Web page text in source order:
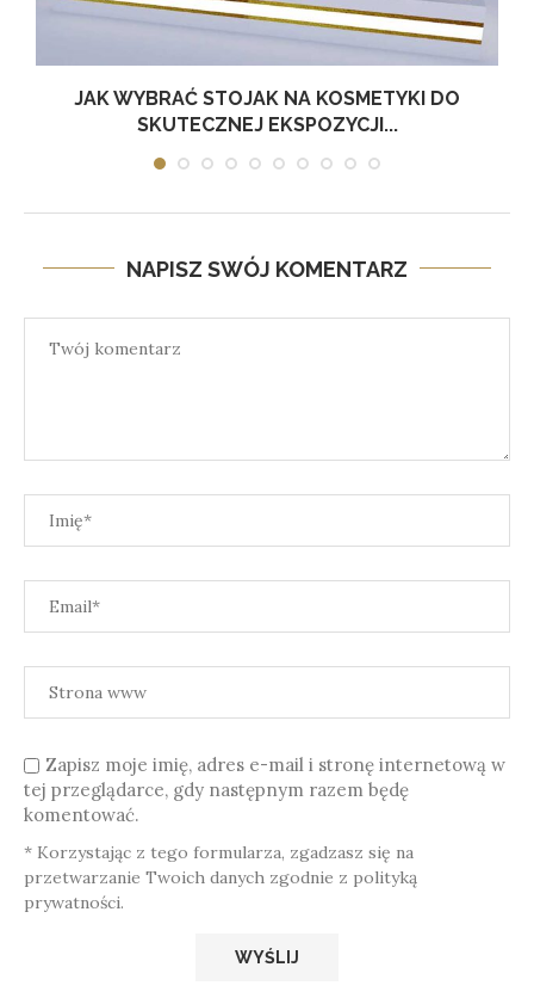
JAK WYBRAĆ STOJAK NA KOSMETYKI DO
SKUTECZNEJ EKSPOZYCJI...
NAPISZ SWÓJ KOMENTARZ
Zapisz moje imię, adres e-mail i stronę internetową w
tej przeglądarce, gdy następnym razem będę
komentować.
* Korzystając z tego formularza, zgadzasz się na
przetwarzanie Twoich danych zgodnie z polityką
prywatności.